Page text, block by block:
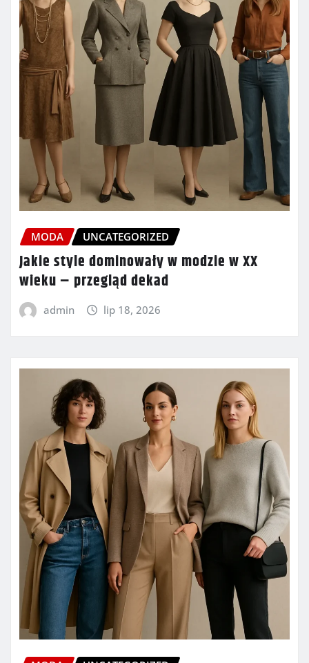
MODA UNCATEGORIZED
Jakie style dominowały w modzie w XX
wieku – przegląd dekad
admin lip 18, 2026